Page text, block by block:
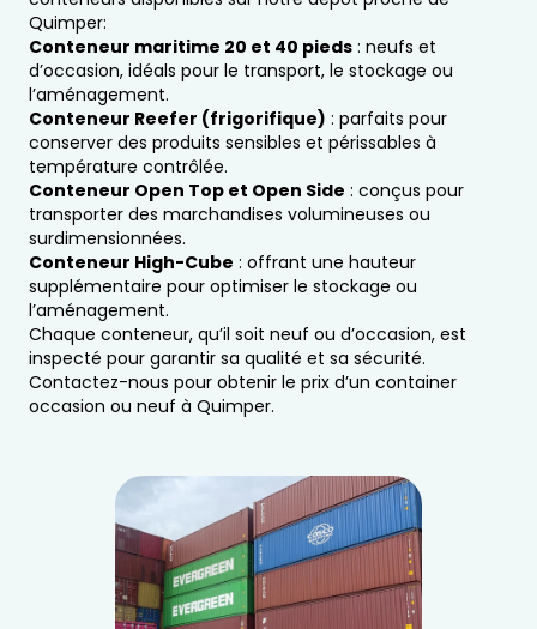
Quimper:
Conteneur maritime 20 et 40 pieds : neufs et
d’occasion, idéals pour le transport, le stockage ou
l’aménagement.
Conteneur Reefer (frigorifique) : parfaits pour
conserver des produits sensibles et périssables à
température contrôlée.
Conteneur Open Top et Open Side : conçus pour
transporter des marchandises volumineuses ou
surdimensionnées.
Conteneur High-Cube : offrant une hauteur
supplémentaire pour optimiser le stockage ou
l’aménagement.
Chaque conteneur, qu’il soit neuf ou d’occasion, est
inspecté pour garantir sa qualité et sa sécurité.
Contactez-nous pour obtenir le prix d’un container
occasion ou neuf à Quimper.